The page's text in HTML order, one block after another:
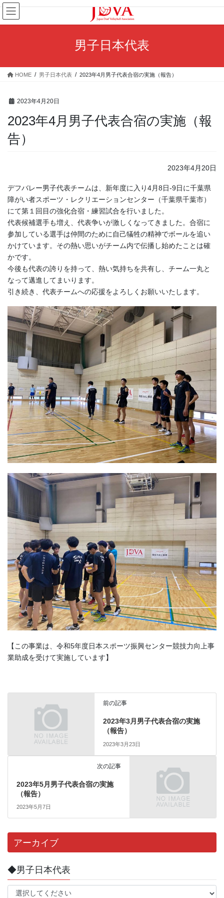
コ
ン
テ
ス
ナ
ビ
ゲ
ン
男子日本代表
HOME 男子日本代表 2023年4月男子代表合宿の実施（報告）
2023年4月20日
2023年4月男子代表合宿の実施（報
告）
2023年4月20日
デフバレー男子代表チームは、新年度に入り4月8日-9日に千葉県
障がい者スポーツ・レクリエーションセンター（千葉県千葉市）
にて第１回目の強化合宿・練習試合を行いました。
代表候補選手も増え、代表争いが激しくなってきました。合宿に
参加している選手は仲間のために自己犠牲の精神でボールを追い
かけています。その熱い思いがチーム内で伝播し始めたことは確
かです。
今後も代表の誇りを持って、熱い気持ちを共有し、チーム一丸と
なって邁進してまいります。
引き続き、代表チームへの応援をよろしくお願いいたします。
【この事業は、令和5年度日本スポーツ振興センター競技力向上事
業助成を受けて実施しています】
前の記事
2023年3月男子代表合宿の実施
（報告）
2023年3月23日
次の記事
2023年5月男子代表合宿の実施
（報告）
2023年5月7日
アーカイブ
◆男子日本代表